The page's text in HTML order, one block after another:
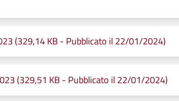
(329,14 KB - Pubblicato il 22/01/2024)
(329,51 KB - Pubblicato il 22/01/2024)